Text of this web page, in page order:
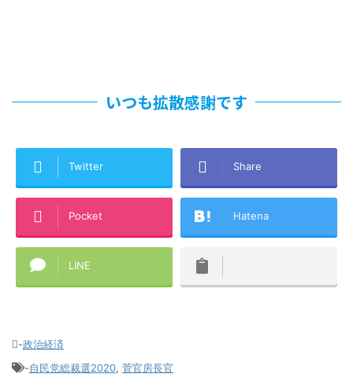
いつも拡散感謝です
Twitter Share
Pocket Hatena
LINE
-政治経済
-自民党総裁選2020, 菅官房長官